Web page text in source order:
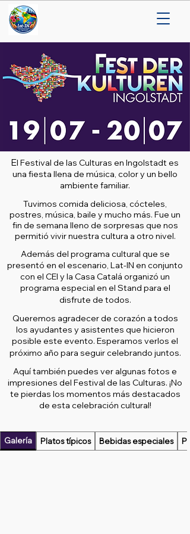
El Festival de las Culturas en Ingolstadt es
una fiesta llena de música, color y un bello
ambiente familiar.
Tuvimos comida deliciosa, cócteles,
postres, música, baile y mucho más. Fue un
fin de semana lleno de sorpresas que nos
permitió vivir nuestra cultura a otro nivel.
Además del programa cultural que se
presentó en el escenario, Lat-IN en conjunto
con el CEI y la Casa Catalá organizó un
programa especial en el Stand para el
disfrute de todos.
Queremos agradecer de corazón a todos
los ayudantes y asistentes que hicieron
posible este evento. Esperamos verlos el
próximo año para seguir celebrando juntos.
Aquí también puedes ver algunas fotos e
impresiones del Festival de las Culturas. ¡No
te pierdas los momentos más destacados
de esta celebración cultural!
Galería Platos típicos Bebidas especiales